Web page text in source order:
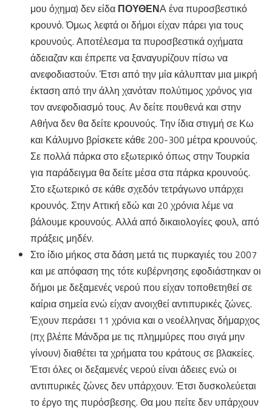
μου όχημα) δεν είδα ΠΟΥΘΕΝΑ ένα πυροσβεστικό
κρουνό. Όμως λεφτά οι δήμοι είχαν πάρει για τους
κρουνούς. Αποτέλεσμα τα πυροσβεστικά οχήματα
άδειαζαν και έπρεπε να ξαναγυρίζουν πίσω να
ανεφοδιαστούν. Έτσι από την μία κάλυπταν μια μικρή
έκταση από την άλλη χανόταν πολύτιμος χρόνος για
τον ανεφοδιασμό τους. Αν δείτε πουθενά και στην
Αθήνα δεν θα δείτε κρουνούς. Την ίδια στιγμή σε Κω
και Κάλυμνο βρίσκετε κάθε 200-300 μέτρα κρουνούς.
Σε πολλά πάρκα στο εξωτερικό όπως στην Τουρκία
για παράδειγμα θα δείτε μέσα στα πάρκα κρουνούς.
Στο εξωτερικό σε κάθε σχεδόν τετράγωνο υπάρχει
κρουνός. Στην Αττική εδώ και 20 χρόνια λέμε να
βάλουμε κρουνούς. Αλλά από δικαιολογίες φουλ, από
πράξεις μηδέν.
Στο ίδιο μήκος στα δάση μετά τις πυρκαγιές του 2007
και με απόφαση της τότε κυβέρνησης εφοδιάστηκαν οι
δήμοι με δεξαμενές νερού που είχαν τοποθετηθεί σε
καίρια σημεία ενώ είχαν ανοιχθεί αντιπυρικές ζώνες.
Έχουν περάσει 11 χρόνια και ο νεοέλληνας δήμαρχος
(πχ βλέπε Μάνδρα με τις πλημμύρες που σιγά μην
γίνουν) διαθέτει τα χρήματα του κράτους σε βλακείες.
Έτσι όλες οι δεξαμενές νερού είναι άδειες ενώ οι
αντιπυρικές ζώνες δεν υπάρχουν. Έτσι δυσκολεύεται
το έργο της πυρόσβεσης. Θα μου πείτε δεν υπάρχουν